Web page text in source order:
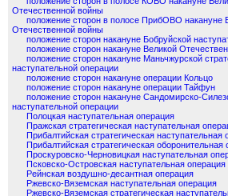
Отечественной войны
положение сторон в полосе ПрибОВО накануне
Отечественной войны
положение сторон накануне Бобруйской
положение сторон накануне Великой
положение сторон накануне Маньчжурской
наступательной операции
положение сторон накануне операции Кольцо
положение сторон накануне операции Тайфун
положение сторон накануне Сандомирско-
наступательной операции
Полоцкая наступательная операция
Пражская стратегическая наступательная
Прибалтийская стратегическая наступательная
Прибалтийская стратегическая оборонительная
Проскуровско-Черновицкая наступательная
Псковско-Островская наступательная операция
Рейнская воздушно-десантная операция
Ржевско-Вяземская наступательная операция
Ржевско-Вяземская стратегическая